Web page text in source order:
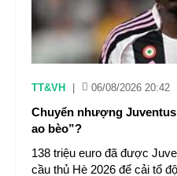
TT&VH 06/08/2026 20:42
Chuyển nhượng
ao bèo”?
138 triệu euro đã được
cầu thủ Hè 2026 để cải tổ